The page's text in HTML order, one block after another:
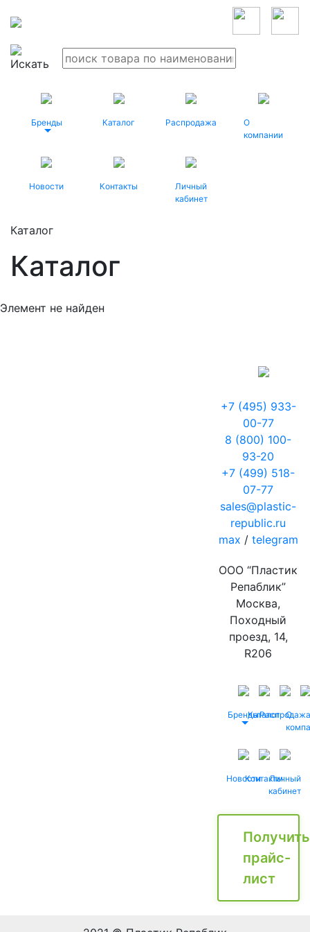
Бренды Каталог Распродажа
О
компании
Новости Контакты
Личный
кабинет
Каталог
Каталог
Элемент не найден
+7 (495) 933-
00-77
8 (800) 100-
93-20
+7 (499) 518-
07-77
sales@plastic-
republic.ru
max / telegram
ООО “Пластик
Репаблик”
Москва,
Походный
проезд, 14,
R206
БрендыКаталог
Распродажа
О
НовостиКонтактыЛичный
кабинет
Получить
прайс-
лист